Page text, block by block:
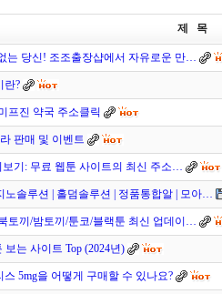
제 목
는 당신! 조조출장샵에서 자유로운 만…
란?
프진 약국 주소클릭
판매 및 이벤트
보기: 무료 웹툰 사이트의 최신 주소…
노솔루션 | 홀덤솔루션 | 정품통합알 | 모아…
토끼/밤토끼/툰코/블랙툰 최신 업데이…
는 사이트 Top (2024년)
5mg을 어떻게 구매할 수 있나요?